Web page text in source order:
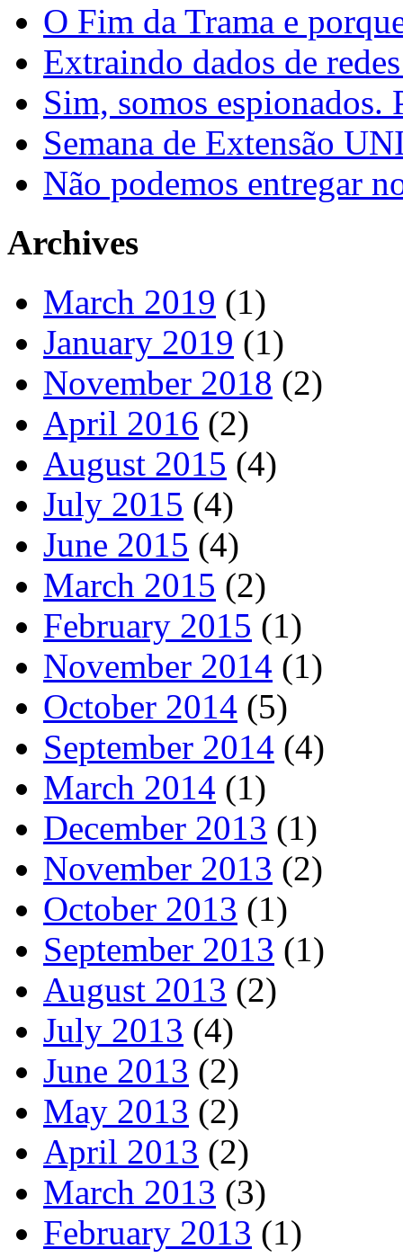
O Fim da Trama e
Extraindo dados de
Sim, somos espionados.
Semana de Extensão
Não podemos entregar
Archives
March 2019 (1)
January 2019 (1)
November 2018 (2)
April 2016 (2)
August 2015 (4)
July 2015 (4)
June 2015 (4)
March 2015 (2)
February 2015 (1)
November 2014 (1)
October 2014 (5)
September 2014 (4)
March 2014 (1)
December 2013 (1)
November 2013 (2)
October 2013 (1)
September 2013 (1)
August 2013 (2)
July 2013 (4)
June 2013 (2)
May 2013 (2)
April 2013 (2)
March 2013 (3)
February 2013 (1)